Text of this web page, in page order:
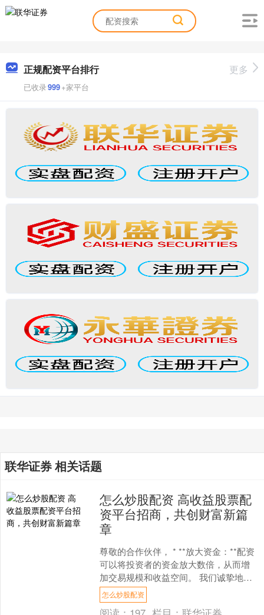
正规配资平台排行
已收录999+家平台
更多
联华证券 相关话题
怎么炒股配资 高收益股票配
资平台招商，共创财富新篇
章
尊敬的合作伙伴， * **放大资金：**配资
可以将投资者的资金放大数倍，从而增
加交易规模和收益空间。 我们诚挚地邀
请您加入我们怎么炒股配资高收益股票
配资平台的招....
怎么炒股配资